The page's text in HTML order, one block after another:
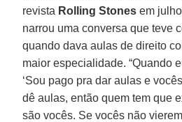
revista Rolling Stones em
narrou uma conversa que teve
quando dava aulas de direito
maior especialidade. “Quando
‘Sou pago pra dar aulas e
dê aulas, então quem tem que
são vocês. Se vocês não